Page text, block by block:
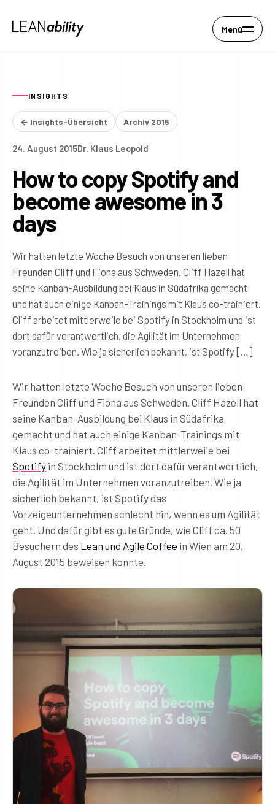
Menü
INSIGHTS
← Insights-Übersicht Archiv 2015
24. August 2015Dr. Klaus Leopold
How to copy Spotify and
become awesome in 3
days
Wir hatten letzte Woche Besuch von unseren lieben
Freunden Cliff und Fiona aus Schweden. Cliff Hazell hat
seine Kanban-Ausbildung bei Klaus in Südafrika gemacht
und hat auch einige Kanban-Trainings mit Klaus co-trainiert.
Cliff arbeitet mittlerweile bei Spotify in Stockholm und ist
dort dafür verantwortlich, die Agilität im Unternehmen
voranzutreiben. Wie ja sicherlich bekannt, ist Spotify […]
Wir hatten letzte Woche Besuch von unseren lieben
Freunden Cliff und Fiona aus Schweden. Cliff Hazell hat
seine Kanban-Ausbildung bei Klaus in Südafrika
gemacht und hat auch einige Kanban-Trainings mit
Klaus co-trainiert. Cliff arbeitet mittlerweile bei
Spotify in Stockholm und ist dort dafür verantwortlich,
die Agilität im Unternehmen voranzutreiben. Wie ja
sicherlich bekannt, ist Spotify das
Vorzeigeunternehmen schlecht hin, wenn es um Agilität
geht. Und dafür gibt es gute Gründe, wie Cliff ca. 50
Besuchern des Lean und Agile Coffee in Wien am 20.
August 2015 beweisen konnte.